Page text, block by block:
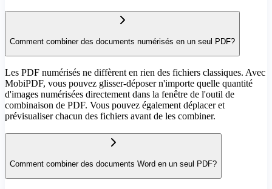
Comment combiner des documents numérisés en un seul PDF?
Les PDF numérisés ne diffèrent en rien des fichiers classiques. Avec
MobiPDF, vous pouvez glisser-déposer n'importe quelle quantité
d'images numérisées directement dans la fenêtre de l'outil de
combinaison de PDF. Vous pouvez également déplacer et
prévisualiser chacun des fichiers avant de les combiner.
Comment combiner des documents Word en un seul PDF?